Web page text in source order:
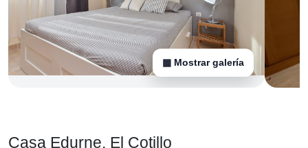
▦ Mostrar galería
Casa Edurne, El Cotillo